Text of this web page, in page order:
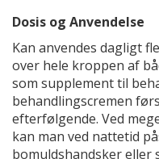
Dosis og Anvendelse
Kan anvendes dagligt
over hele kroppen af
som supplement til
behandlingscremen
efterfølgende. Ved
kan man ved nattetid
bomuldshandsker eller